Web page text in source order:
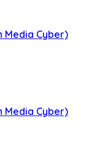
Media Cyber)
Media Cyber)